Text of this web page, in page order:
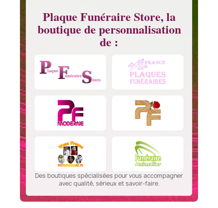
Plaque Funéraire Store, la
boutique de personnalisation
de :
Des boutiques spécialisées pour vous accompagner
avec qualité, sérieux et savoir-faire.